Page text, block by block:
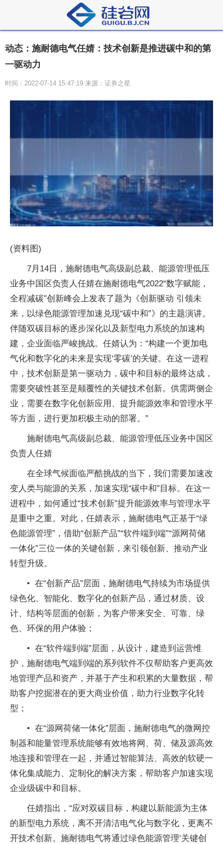
动态：施耐德电气任婧：技术创新是推进碳中和的第
一驱动力
时间：2022-07-14 15:47:19 来源：证券之星
(资料图)
7月14日，施耐德电气高级副总裁、能源管理低压
业务中国区负责人任婧在施耐德电气2022“数字赋能，
全程减碳”创新峰会上发表了题为《创新驱动 引领未
来，以绿色能源管理加速兑现“碳中和”》的主题演讲。
伴随双碳目标的逐步深化以及新型电力系统的加速构
建，企业面临严峻挑战。任婧认为：“构建一个更加电
气化和数字化的未来是实现‘零碳’的关键。在这一进程
中，技术创新是第一驱动力，碳中和目标的最终达成，
需要突破性甚至是颠覆性的关键技术创新。供需两侧企
业，需要在数字化创新应用、提升能源效率和管理水平
等方面，进行更加积极主动的部署。”
施耐德电气高级副总裁、能源管理低压业务中国区
负责人任婧
在全球气候面临严酷挑战的当下，我们需要加速改
变人类与能源的关系，加速实现“碳中和”目标。在这一
进程中，如何通过“技术创新”提升能源效率与管理水平
是重中之重。对此，任婧表示，施耐德电气正基于“绿
色能源管理”，借助“创新产品”“软件端到端”“源网荷储
一体化”三位一体的关键创新，来引领创新、推动产业
转型升级。
• 在“创新产品”层面，施耐德电气持续为市场提供
绿色化、智能化、数字化的创新产品，通过材质、设
计、结构等层面的创新，为客户带来安全、可靠、绿
色、环保的用户体验；
• 在“软件端到端”层面，从设计，建造到运营维
护，施耐德电气端到端的系列软件不仅帮助客户更高效
地管理产品和资产，并基于产生和积累的大量数据，帮
助客户挖掘潜在的更大商业价值，助力行业数字化转
型；
• 在“源网荷储一体化”层面，施耐德电气的微网控
制器和能量管理系统能够有效地将网、荷、储及源高效
地连接和管理在一起，并通过智能算法、高效的软硬一
体化集成能力、定制化的解决方案，帮助客户加速实现
企业级碳中和目标。
任婧指出，“应对双碳目标，构建以新能源为主体
的新型电力系统，离不开清洁电气化与数字化，更离不
开技术创新。施耐德电气将通过绿色能源管理‘关键创